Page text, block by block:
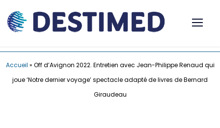
Accueil » Off d’Avignon 2022. Entretien avec Jean-Philippe Renaud qui
joue ‘Notre dernier voyage’ spectacle adapté de livres de Bernard
Giraudeau